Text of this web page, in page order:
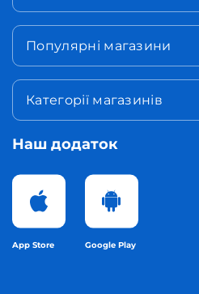
Популярні магазини
Категорії магазинів
Наш додаток
App Store Google Play